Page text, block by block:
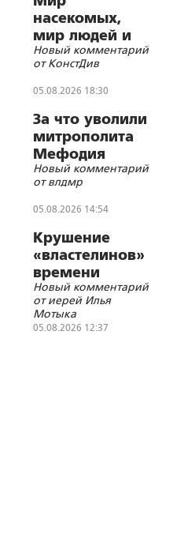
насекомых,
мир людей и
блуд
Новый комментарий
от КонстДив
05.08.2026 18:30
За что уволили
митрополита
Мефодия
(Немцова)?
Новый комментарий
от влдмр
05.08.2026 14:54
Крушение
«властелинов»
времени
Новый комментарий
от иерей Илья
Мотыка
05.08.2026 12:37